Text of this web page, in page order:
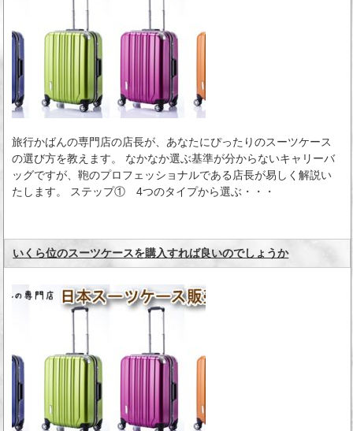
旅行かばんの専門店の店長が、あなたにぴったりのスーツケース
の選び方を教えます。 なかなか選ぶ基準が分からないキャリーバ
ッグですが、鞄のプロフェッショナルである店長が易しく解説い
たします。 ステップ① 4つのタイプから選ぶ・・・
いくら位のスーツケースを購入すれば良いのでしょうか